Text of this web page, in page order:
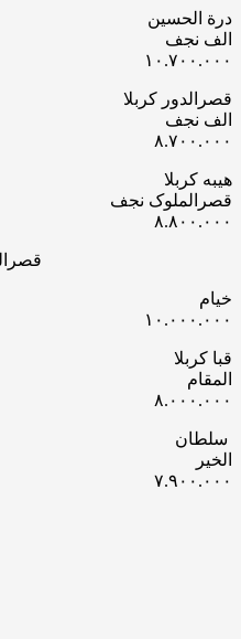
درة الحسین
الف نجف
۱۰.۷۰۰.۰۰۰
قصرالدور کربلا
الف نجف
۸.۷۰۰.۰۰۰
هیبه کربلا
قصرالملوک نجف
۸.۸۰۰.۰۰۰
خیام
۱۰.۰۰۰.۰۰۰
قبا کربلا
المقام
۸.۰۰۰.۰۰۰
سلطان
الخیر
۷.۹۰۰.۰۰۰